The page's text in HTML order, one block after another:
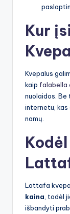
Kur
Kvepalus
kaip
nuolaidos.
internetu,
namų.
Lattafa
kaina , todėl
išbandyti